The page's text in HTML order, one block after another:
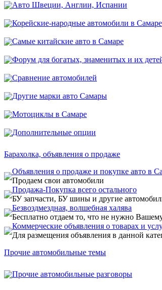
Авто Швеции, Англии, Испании
Корейские-народные автомобили в Самаре
Самые китайские авто в Самаре
Форум для богатых, знаменитых и их
Сравнение автомобилей
Другие марки авто Самары
Мотоциклы в Самаре
Дополнительные опции
Барахолка, объявления о продаже
Объявления о продаже и покупке авто в
Продаем свои автомобили
Продажа-Покупка всего остального
БУ запчасти, БУ шины и другие
Безвоздмездная, волшебная халява
Бесплатно отдаем то, что не нужно
Коммерческие объявления о товарах и
Для размещения объявления в данной
Прочие автомобильные темы
Прочие автомобильные разговоры